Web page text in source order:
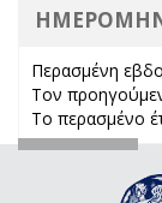
Περασμένη
Τον
Το περασμένο